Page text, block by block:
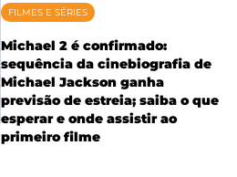
FILMES E SÉRIES
Michael 2 é confirmado:
sequência da cinebiografia de
Michael Jackson ganha
previsão de estreia; saiba o que
esperar e onde assistir ao
primeiro filme